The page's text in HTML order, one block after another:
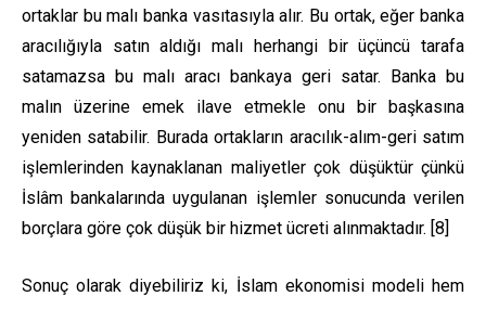
ortaklar bu malı banka vasıtasıyla alır. Bu ortak, eğer banka
aracılığıyla satın aldığı malı herhangi bir üçüncü tarafa
satamazsa bu malı aracı bankaya geri satar. Banka bu
malın üzerine emek ilave etmekle onu bir başkasına
yeniden satabilir. Burada ortakların aracılık-alım-geri satım
işlemlerinden kaynaklanan maliyetler çok düşüktür çünkü
İslâm bankalarında uygulanan işlemler sonucunda verilen
borçlara göre çok düşük bir hizmet ücreti alınmaktadır. [8]
Sonuç olarak diyebiliriz ki, İslam ekonomisi modeli hem